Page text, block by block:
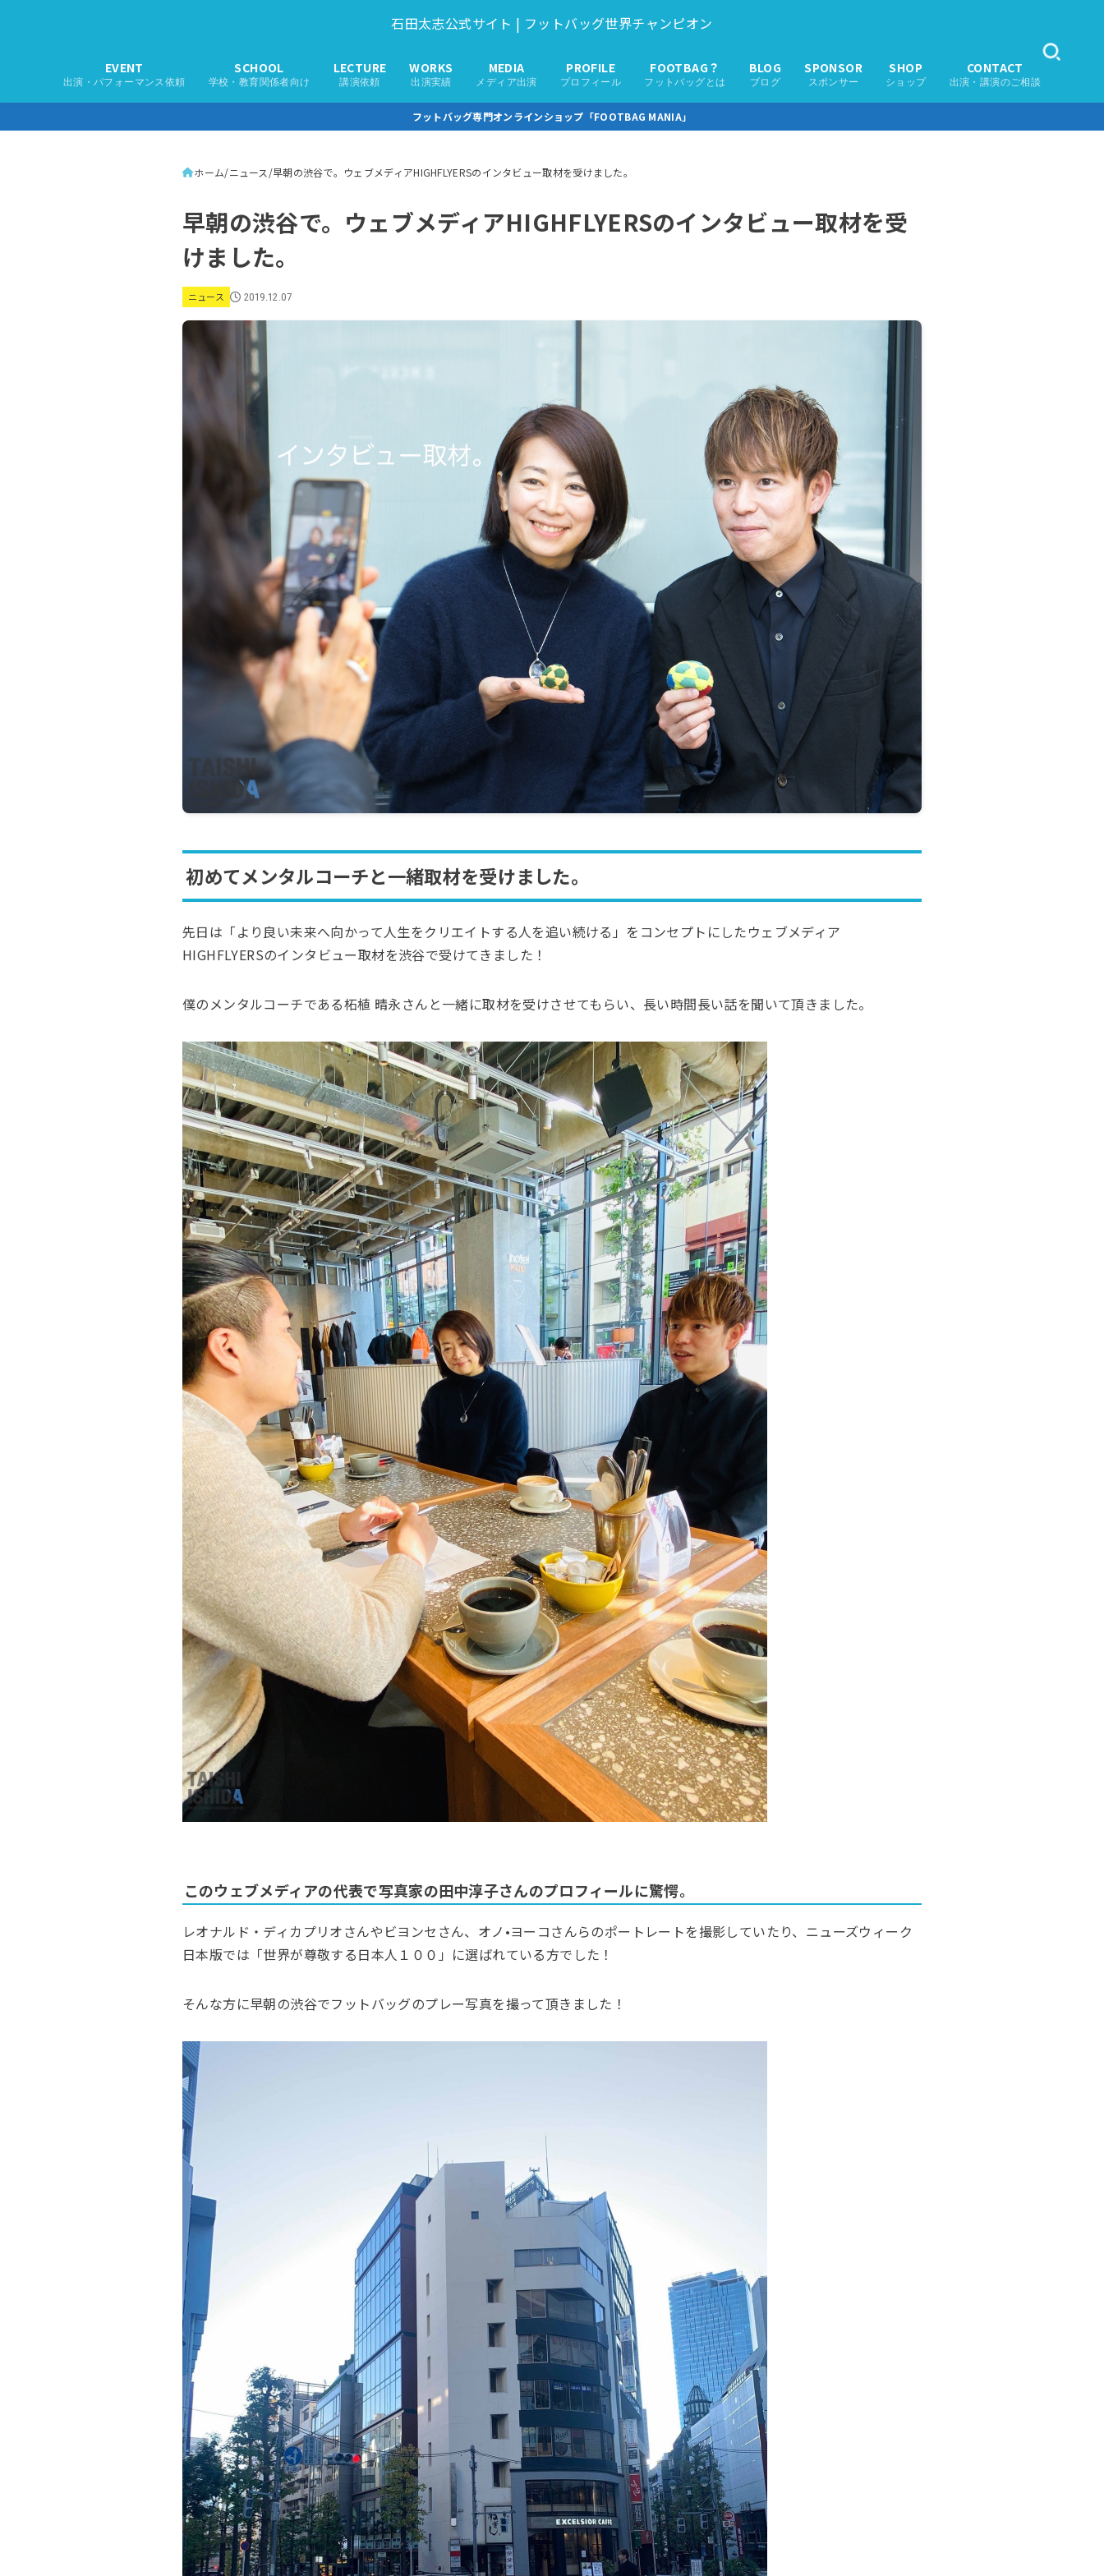
石田太志公式サイト | フットバッグ世界チャンピオン
EVENT
出演・パフォーマンス依頼
SCHOOL
学校・教育関係者向け
LECTURE
講演依頼
WORKS
出演実績
MEDIA
メディア出演
PROFILE
プロフィール
FOOTBAG？
フットバッグとは
BLOG
ブログ
SPONSOR
スポンサー
SHOP
ショップ
CONTACT
出演・講演のご相談
フットバッグ専門オンラインショップ「FOOTBAG MANIA」
ホーム ニュース 早朝の渋谷で。ウェブメディアHIGHFLYERSのインタビュー取材を受けました。
早朝の渋谷で。ウェブメディアHIGHFLYERSのインタビュー取材を受
けました。
ニュース 2019.12.07
初めてメンタルコーチと一緒取材を受けました。
先日は「より良い未来へ向かって人生をクリエイトする人を追い続ける」をコンセプトにしたウェブメディア
HIGHFLYERSのインタビュー取材を渋谷で受けてきました！
僕のメンタルコーチである柘植 晴永さんと一緒に取材を受けさせてもらい、長い時間長い話を聞いて頂きました。
このウェブメディアの代表で写真家の田中淳子さんのプロフィールに驚愕。
レオナルド・ディカプリオさんやビヨンセさん、オノ•ヨーコさんらのポートレートを撮影していたり、ニューズウィーク
日本版では「世界が尊敬する日本人１００」に選ばれている方でした！
そんな方に早朝の渋谷でフットバッグのプレー写真を撮って頂きました！